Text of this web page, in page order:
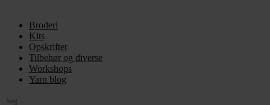
Broderi
Kits
Opskrifter
Tilbehør og diverse
Workshops
Yarn blog
Search